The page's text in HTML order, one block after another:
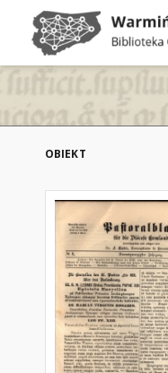
OBIEKT